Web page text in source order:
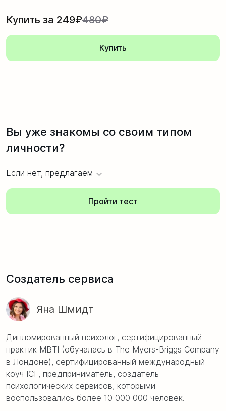
Купить за 249₽480₽
Купить
Вы уже знакомы со своим типом
личности?
Если нет, предлагаем ↓
Пройти тест
Создатель сервиса
Яна Шмидт
Дипломированный психолог, сертифицированный
практик MBTI (обучалась в The Myers-Briggs Company
в Лондоне), сертифицированный международный
коуч ICF, предприниматель, создатель
психологических сервисов, которыми
воспользовались более 10 000 000 человек.